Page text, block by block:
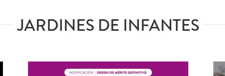
JARDINES DE INFANTES